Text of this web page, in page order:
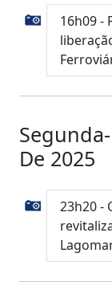
16h09 -
De 2025
23h20 -